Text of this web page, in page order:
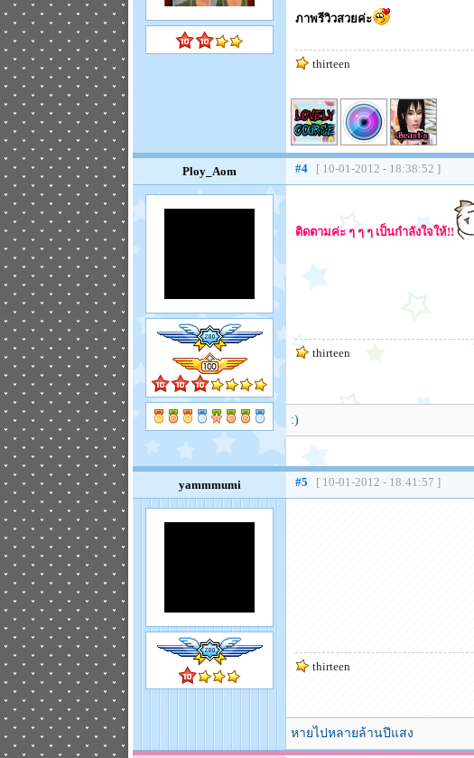
ภาพรีวิวสวยค่ะ
thirteen
Ploy_Aom #4 [ 10-01-2012 - 18:38:52 ]
ติดตามค่ะ ๆ ๆ ๆ เป็นกำลังใจให้!!
thirteen
:)
yammmumi #5 [ 10-01-2012 - 18:41:57 ]
thirteen
หายไปหลายล้านปีแสง